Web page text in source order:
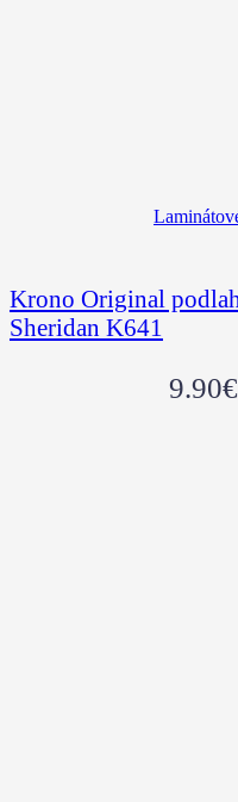
Krono Original
Sheridan K641
9.90€